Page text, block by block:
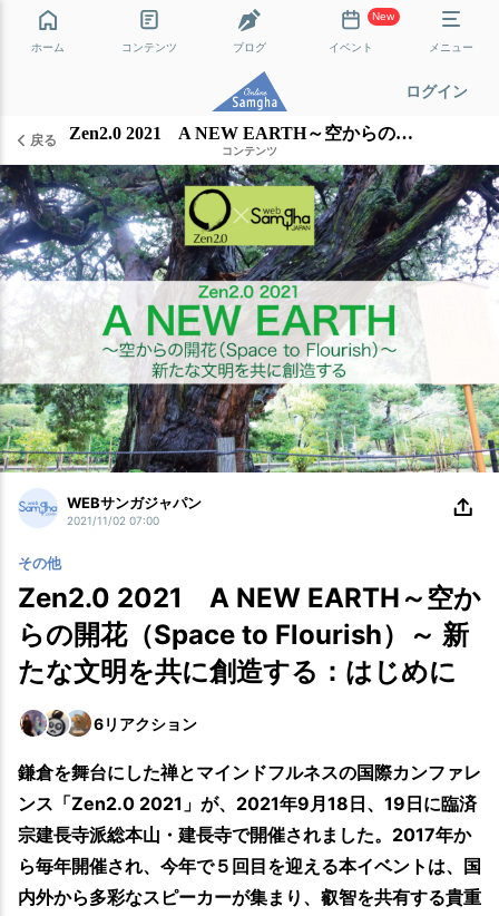
ホーム コンテンツ ブログ
New
イベント メニュー
ログイン
戻る Zen2.0 2021 A NEW EARTH～空からの開花（Space to Flourish）～ 新たな文明を共に創造する：はじめに
コンテンツ
WEBサンガジャパン
2021/11/02 07:00
その他
Zen2.0 2021 A NEW EARTH～空か
らの開花（Space to Flourish）～ 新
たな文明を共に創造する：はじめに
6リアクション
鎌倉を舞台にした禅とマインドフルネスの国際カンファレ
ンス「Zen2.0 2021」が、2021年9月18日、19日に臨済
宗建長寺派総本山・建長寺で開催されました。2017年か
ら毎年開催され、今年で５回目を迎える本イベントは、国
内外から多彩なスピーカーが集まり、叡智を共有する貴重